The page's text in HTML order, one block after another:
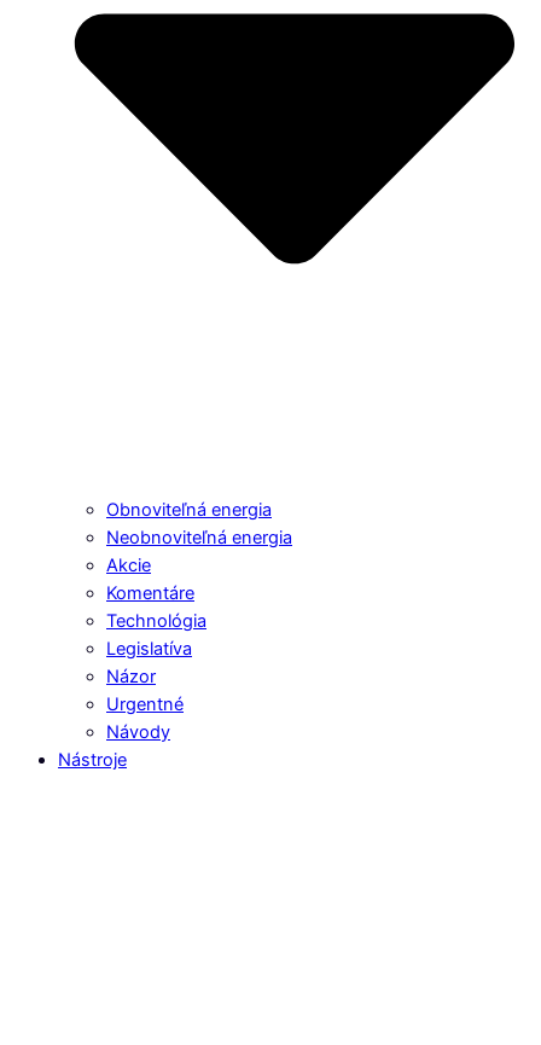
Obnoviteľná energia
Neobnoviteľná energia
Akcie
Komentáre
Technológia
Legislatíva
Názor
Urgentné
Návody
Nástroje